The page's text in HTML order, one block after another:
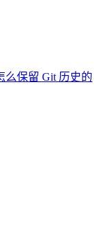
么保留 Git 历史的